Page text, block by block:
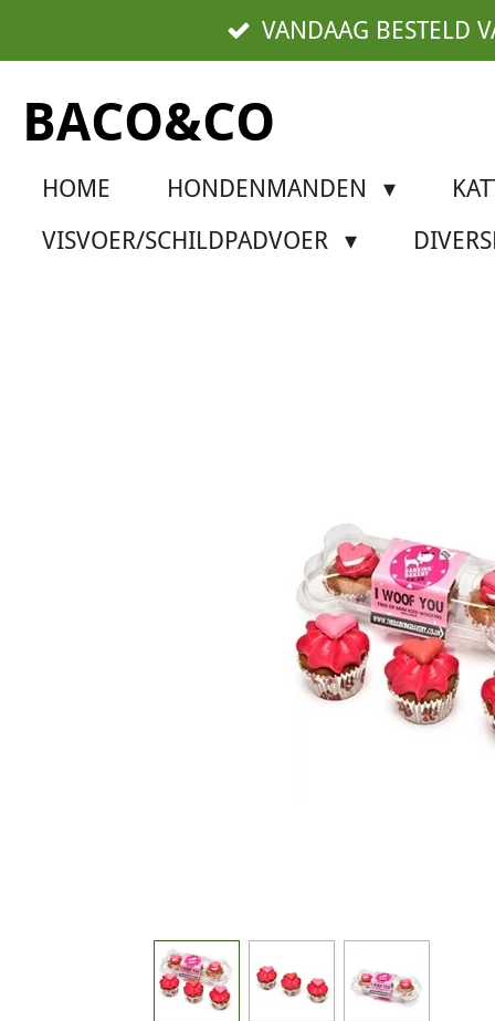
direct
naar
de
hoofdinhoud
VANDAAG BESTELD
BACO&CO
HOME HONDENMANDEN
VISVOER/SCHILDPADVOER